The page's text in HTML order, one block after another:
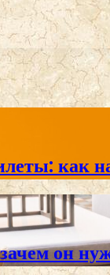
как
он